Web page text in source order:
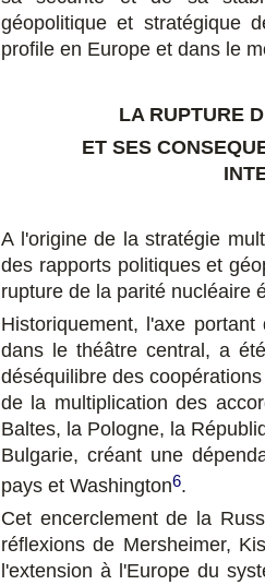
géopolitique et stratégique
profile en Europe et dans le
LA RUPTURE
ET SES
A l'origine de la stratégie
des rapports politiques et
rupture de la parité nucléaire
Historiquement, l'axe
dans le théâtre central, a
déséquilibre des
de la multiplication des
Baltes, la Pologne, la
Bulgarie, créant une
pays et Washington6.
Cet encerclement de la
réflexions de Mersheimer,
l'extension à l'Europe du